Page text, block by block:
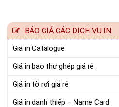
BÁO GIÁ CÁC DỊCH VỤ IN
Giá in Catalogue
Giá in bao thư ghép giá rẻ
Giá in tờ rơi giá rẻ
Giá in danh thiếp – Name Card